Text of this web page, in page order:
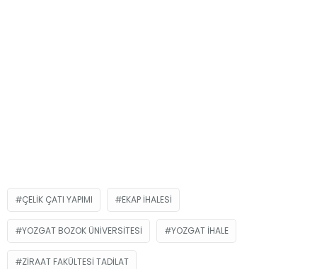
ÇELIK ÇATI YAPIMI EKAP IHALESI
YOZGAT BOZOK ÜNIVERSITESI YOZGAT IHALE
ZIRAAT FAKÜLTESI TADILAT